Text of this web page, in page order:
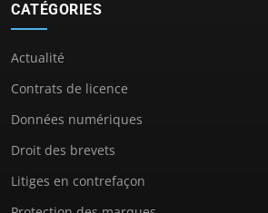
CATÉGORIES
Actualité
Contrats de licence
Données numériques
Droit des brevets
Litiges en contrefaçon